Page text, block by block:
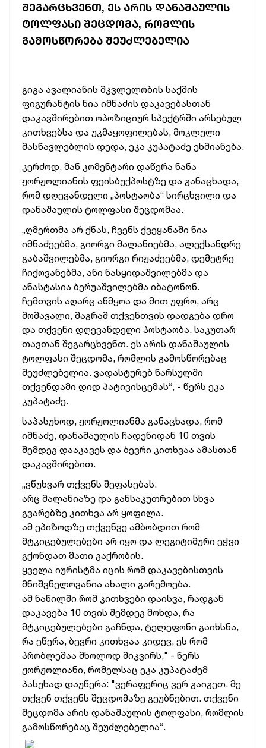
ᲨᲔᲒᲐᲠᲪᲮᲕᲔᲜᲗ, ᲔᲡ ᲐᲠᲘᲡ ᲓᲐᲜᲐᲨᲐᲣᲚᲘᲡ
ᲢᲝᲚᲤᲐᲡᲘ ᲨᲔᲪᲓᲝᲛᲐ, ᲠᲝᲛᲚᲘᲡ
ᲒᲐᲛᲝᲡᲬᲝᲠᲔᲑᲐ ᲨᲔᲣᲫᲚᲔᲑᲔᲚᲘᲐ
გიგა ავალიანის მკვლელობის საქმის
ფიგურანტის ნია იმნაძის დაკავებასთან
დაკავშირებით ოპოზიციურ სპექტრში არსებულ
კითხვებსა და უკმაყოფილებას, მოკლული
მასწავლებლის დედა, ეკა კუპატაძე ეხმიანება.
კერძოდ, მან კომენტარი დაწერა ნანა
ჟორჟოლიანის ფეისბუქპოსტზე და განაცხადა,
რომ დღევანდელი „პოსტაობა“ სირცხვილი და
დანაშაულის ტოლფასი შეცდომაა.
„ღმერთმა არ ქნას, ჩვენს ქვეყანაში ნია
იმნაძეებმა, გიორგი მალანიებმა, ალექსანდრე
გაბაშვილებმა, გიორგი რიჟაძეებმა, დემეტრე
ჩიქოვანებმა, ანი ნასყიდაშვილებმა და
ანასტასია ბერუაშვილებმა იბატონონ.
ჩემთვის აღარც აწმყოა და მით უფრო, არც
მომავალი, მაგრამ თქვენთვის დადგება დრო
და თქვენი დღევანდელი პოსტაობა, საკუთარ
თავთან შეგარცხვენთ. ეს არის დანაშაულის
ტოლფასი შეცდომა, რომლის გამოსწორებაც
შეუძლებელია. ვადასტურებ წარსულში
თქვენდამი დიდ პატივისცემას“, - წერს ეკა
კუპატაძე.
საპასუხოდ, ჟორჟოლიანმა განაცხადა, რომ
იმნაძე, დანაშაულის ჩადენიდან 10 თვის
შემდეგ დააკავეს და ბევრი კითხვაა ამასთან
დაკავშირებით.
„ვწუხვარ თქვენს შეფასებას.
არც მალანიაზე და განსაკუთრებით სხვა
გვარებზე კითხვა არ ყოფილა.
ამ ეპიზოდზე თქვენვე ამბობდით რომ
მტკიცებულებები არ იყო და ლეგიტიმური ეჭვი
გქონდათ მათი გაქრობის.
ყველა იურისტმა იცის რომ დაკავებისთვის
მნიშვნელოვანია ახალი გარემოება.
ამ ნაწილში რომ კითხვები დაისვა, რადგან
დაკავება 10 თვის შემდეგ მოხდა, რა
მტკიცებულებები გაჩნდა, ტელეფონი გაიხსნა,
რა ეწერა, ბევრი კითხვაა კიდევ, ეს რომ
პრობლემაა მხოლოდ მიკვირს," - წერს
ჟორჟოლიანი, რომელსაც ეკა კუპატაძემ
პასუხად დაუწერა: "ვერაფერიც ვერ გაიგეთ. მე
თქვენ თქვენს შეცდომაზე გეუბნებით. თქვენი
შეცდომა არის დანაშაულის ტოლფასი, რომლის
გამოსწორებაც შეუძლებელია“.